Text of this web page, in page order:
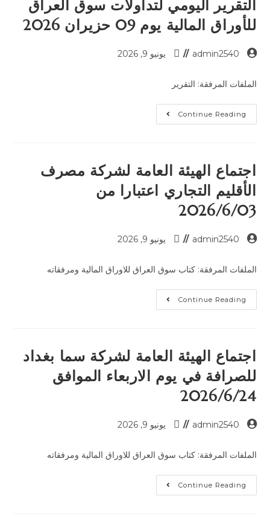
التقرير اليومي لتداولات سوق العراق
للأوراق المالية يوم 09 حزيران 2026
admin2540 يونيو 9, 2026
الملفات المرفقة: التقرير
Continue Reading
اجتماع الهيئة العامة لشركة مصرف
الأقليم التجاري اعتبارا من
2026/6/03
admin2540 يونيو 9, 2026
الملفات المرفقة: كتاب سوق العراق للاوراق المالية ومرفقاته
Continue Reading
اجتماع الهيئة العامة لشركة سما بغداد
للصرافة في يوم الاربعاء الموافق
2026/6/24
admin2540 يونيو 9, 2026
الملفات المرفقة: كتاب سوق العراق للاوراق المالية ومرفقاته
Continue Reading